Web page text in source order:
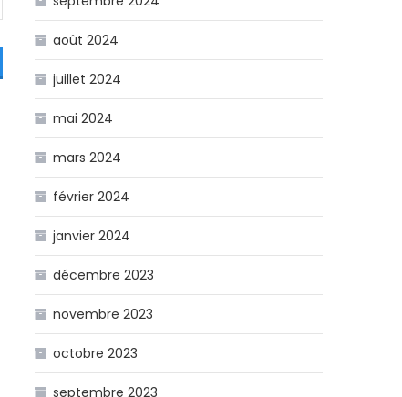
août 2024
juillet 2024
mai 2024
mars 2024
février 2024
janvier 2024
décembre 2023
novembre 2023
octobre 2023
septembre 2023